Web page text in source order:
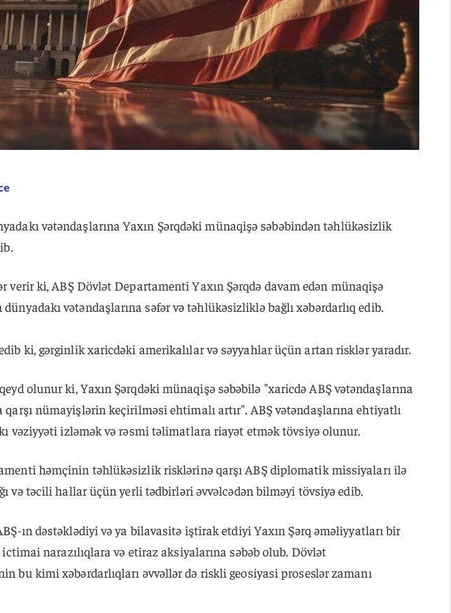
vətəndaşlarına Yaxın Şərqdəki münaqişə səbəbindən təhlükəsizlik
verir ki, ABŞ Dövlət Departamenti Yaxın Şərqdə davam edən münaqişə
vətəndaşlarına səfər və təhlükəsizliklə bağlı xəbərdarlıq edib.
ki, gərginlik xaricdəki amerikalılar və səyyahlar üçün artan risklər yaradır.
olunur ki, Yaxın Şərqdəki münaqişə səbəbilə "xaricdə ABŞ vətəndaşlarına
qarşı nümayişlərin keçirilməsi ehtimalı artır". ABŞ vətəndaşlarına ehtiyatlı
vəziyyəti izləmək və rəsmi təlimatlara riayət etmək tövsiyə olunur.
həmçinin təhlükəsizlik risklərinə qarşı ABŞ diplomatik missiyaları ilə
və təcili hallar üçün yerli tədbirləri əvvəlcədən bilməyi tövsiyə edib.
ın dəstəklədiyi və ya bilavasitə iştirak etdiyi Yaxın Şərq əməliyyatları bir
ictimai narazılıqlara və etiraz aksiyalarına səbəb olub. Dövlət
bu kimi xəbərdarlıqları əvvəllər də riskli geosiyasi proseslər zamanı